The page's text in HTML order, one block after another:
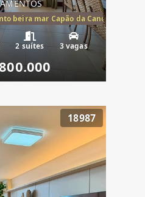
beira mar Capão da Canoa,
2 suítes 3 vagas
18987